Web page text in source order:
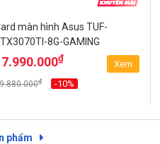
màn hình Asus TUF-
8G-GAMING
₫
₫ -10%
Xem
phẩm